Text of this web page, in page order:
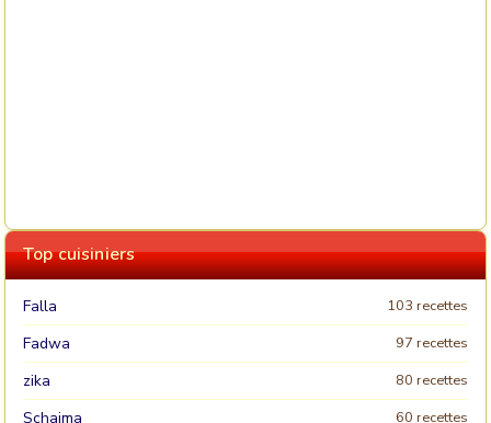
Top cuisiniers
Falla 103 recettes
Fadwa 97 recettes
zika 80 recettes
Schaima 60 recettes